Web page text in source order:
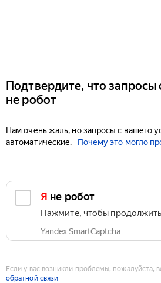
Подтвердите, что запросы
не робот
Нам очень жаль, но запросы с вашего
автоматические.
Почему это могло
Я не робот
Нажмите, чтобы продолжить
Yandex SmartCaptcha
Если у вас возникли проблемы, пожалуйста,
обратной связи